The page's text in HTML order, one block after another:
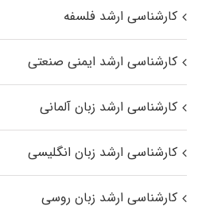
کارشناسی ارشد فلسفه
کارشناسی ارشد ایمنی صنعتی
کارشناسی ارشد زبان آلمانی
کارشناسی ارشد زبان انگلیسی
کارشناسی ارشد زبان روسی